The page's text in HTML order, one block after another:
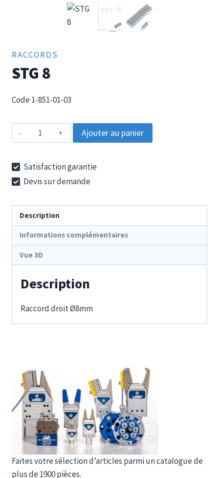
RACCORDS
STG 8
Code 1-851-01-03
quantité
de
8
Ajouter au panier
Satisfaction garantie
Devis sur demande
Description
Informations complémentaires
Vue 3D
Description
Raccord droit Ø8mm
Faites votre sélection d’articles parmi un catalogue de
plus de 1900 pièces.